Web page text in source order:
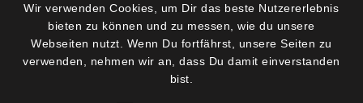
Wir verwenden Cookies, um Dir das beste Nutzererlebnis
bieten zu können und zu messen, wie du unsere
Webseiten nutzt. Wenn Du fortfährst, unsere Seiten zu
verwenden, nehmen wir an, dass Du damit einverstanden
bist.